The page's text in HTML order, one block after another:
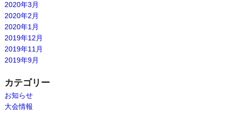
2020年3月
2020年2月
2020年1月
2019年12月
2019年11月
2019年9月
カテゴリー
お知らせ
大会情報